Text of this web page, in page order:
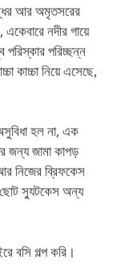
আর অমৃতসরের
একেবারে নদীর গায়ে
পরিচ্ছন্ন
কাচ্চা নিয়ে এসেছে,
হল না, এক
জন্য জামা কাপড়
নিজের ব্রিফকেস
ছোট স্যুটকেস অন্য
বসি গল্প করি।